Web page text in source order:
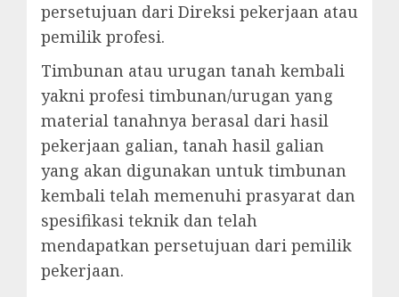
persetujuan dari Direksi pekerjaan atau
pemilik profesi.
Timbunan atau urugan tanah kembali
yakni profesi timbunan/urugan yang
material tanahnya berasal dari hasil
pekerjaan galian, tanah hasil galian
yang akan digunakan untuk timbunan
kembali telah memenuhi prasyarat dan
spesifikasi teknik dan telah
mendapatkan persetujuan dari pemilik
pekerjaan.